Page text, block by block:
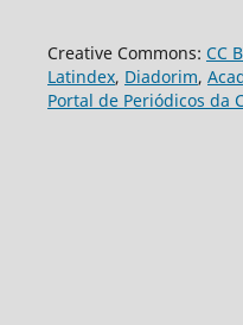
Creative Commons: CC
Latindex, Diadorim,
Portal de Periódicos da